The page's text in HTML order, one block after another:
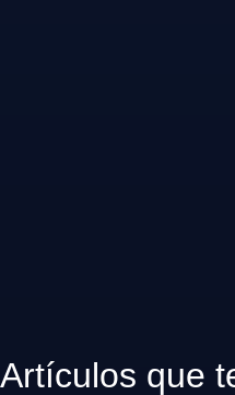
Artículos que